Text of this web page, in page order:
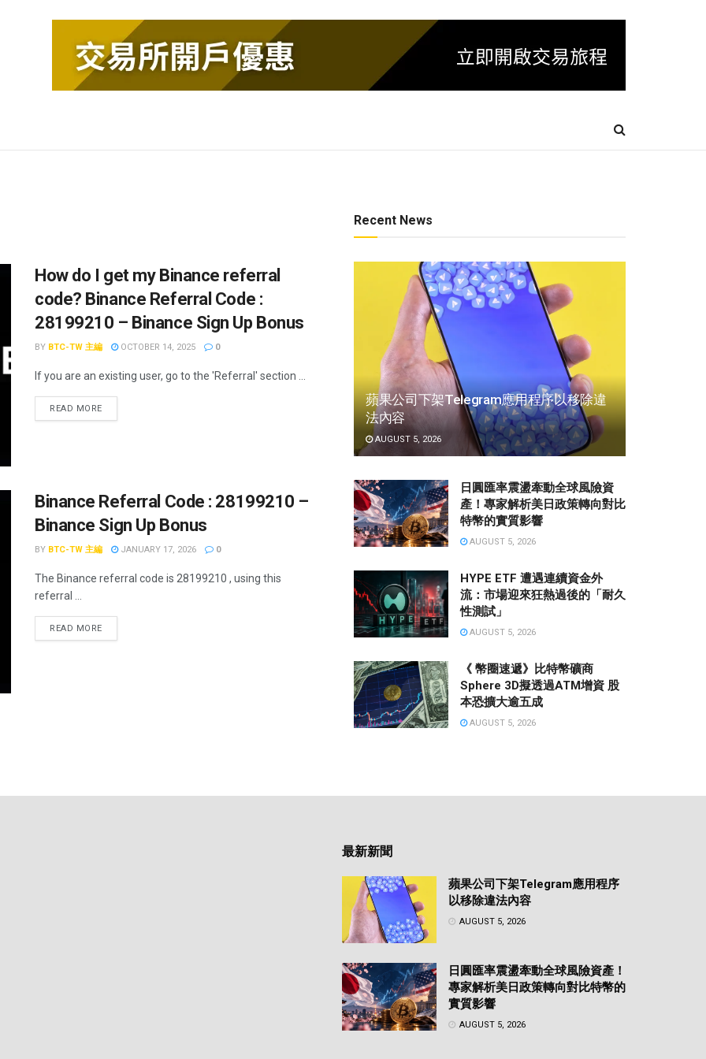
How do I get my Binance referral
code? Binance Referral Code :
28199210 – Binance Sign Up Bonus
BY BTC-TW 主編 OCTOBER 14, 2025 0
If you are an existing user, go to the 'Referral' section ...
READ MORE
Binance Referral Code : 28199210 –
Binance Sign Up Bonus
BY BTC-TW 主編 JANUARY 17, 2026 0
The Binance referral code is 28199210 , using this
referral ...
READ MORE
Recent News
蘋果公司下架Telegram應用程序以移除違
法內容
AUGUST 5, 2026
日圓匯率震盪牽動全球風險資
產！專家解析美日政策轉向對比
特幣的實質影響
AUGUST 5, 2026
HYPE ETF 遭遇連續資金外
流：市場迎來狂熱過後的「耐久
性測試」
AUGUST 5, 2026
《 幣圈速遞》比特幣礦商
Sphere 3D擬透過ATM增資 股
本恐擴大逾五成
AUGUST 5, 2026
最新新聞
蘋果公司下架Telegram應用程序
以移除違法內容
AUGUST 5, 2026
日圓匯率震盪牽動全球風險資產！
專家解析美日政策轉向對比特幣的
實質影響
AUGUST 5, 2026